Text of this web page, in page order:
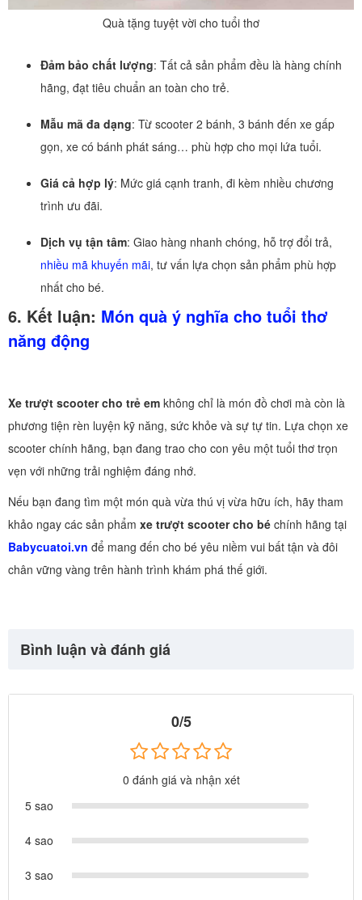
Quà tặng tuyệt vời cho tuổi thơ
Đảm bảo chất lượng: Tất cả sản phẩm đều là hàng chính
hãng, đạt tiêu chuẩn an toàn cho trẻ.
Mẫu mã đa dạng: Từ scooter 2 bánh, 3 bánh đến xe gấp
gọn, xe có bánh phát sáng… phù hợp cho mọi lứa tuổi.
Giá cả hợp lý: Mức giá cạnh tranh, đi kèm nhiều chương
trình ưu đãi.
Dịch vụ tận tâm: Giao hàng nhanh chóng, hỗ trợ đổi trả,
nhiều mã khuyến mãi, tư vấn lựa chọn sản phẩm phù hợp
nhất cho bé.
6. Kết luận: Món quà ý nghĩa cho tuổi thơ
năng động
Xe trượt scooter cho trẻ em không chỉ là món đồ chơi mà còn là
phương tiện rèn luyện kỹ năng, sức khỏe và sự tự tin. Lựa chọn xe
scooter chính hãng, bạn đang trao cho con yêu một tuổi thơ trọn
vẹn với những trải nghiệm đáng nhớ.
Nếu bạn đang tìm một món quà vừa thú vị vừa hữu ích, hãy tham
khảo ngay các sản phẩm xe trượt scooter cho bé chính hãng tại
Babycuatoi.vn để mang đến cho bé yêu niềm vui bất tận và đôi
chân vững vàng trên hành trình khám phá thế giới.
Bình luận và đánh giá
0/5
0 đánh giá và nhận xét
5 sao
4 sao
3 sao